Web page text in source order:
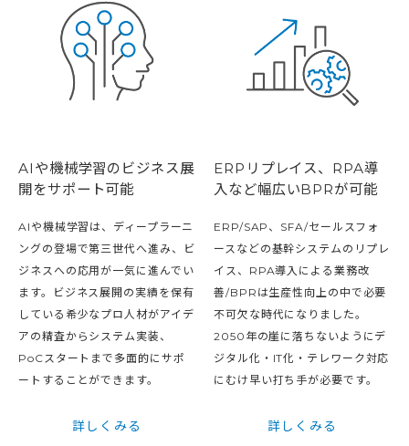
AIや機械学習のビジネス展
開をサポート可能
AIや機械学習は、ディープラーニ
ングの登場で第三世代へ進み、ビ
ジネスへの応用が一気に進んでい
ます。ビジネス展開の実績を保有
している希少なプロ人材がアイデ
アの精査からシステム実装、
PoCスタートまで多面的にサポ
ートすることができます。
詳しくみる
ERPリプレイス、RPA導
入など幅広いBPRが可能
ERP/SAP、SFA/セールスフォ
ースなどの基幹システムのリプレ
イス、RPA導入による業務改
善/BPRは生産性向上の中で必要
不可欠な時代になりました。
2050年の崖に落ちないようにデ
ジタル化・IT化・テレワーク対応
にむけ早い打ち手が必要です。
詳しくみる